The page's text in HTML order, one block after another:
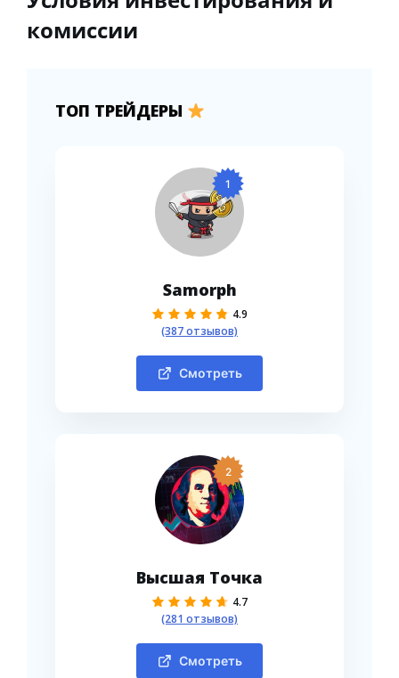
комиссии
ТОП ТРЕЙДЕРЫ
1
Samorph
4.9
(387 отзывов)
Смотреть
2
Высшая Точка
4.7
(281 отзывов)
Смотреть